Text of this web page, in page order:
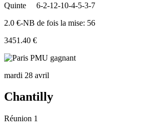
Quinte
6-2-12-10-4-5-3-7
2.0 €-NB de fois la mise: 56
3451.40 €
mardi 28 avril
Chantilly
Réunion 1